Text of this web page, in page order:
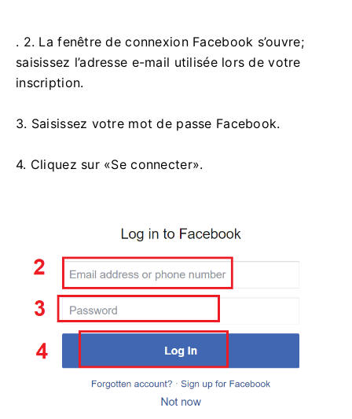
. 2. La fenêtre de connexion Facebook s’ouvre;
saisissez l’adresse e-mail utilisée lors de votre
inscription.
3. Saisissez votre mot de passe Facebook.
4. Cliquez sur «Se connecter».